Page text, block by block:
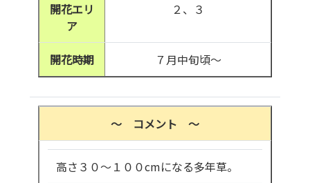
開花エリ
ア
２、３
開花時期 ７月中旬頃～
～ コメント ～
高さ３０～１００cmになる多年草。